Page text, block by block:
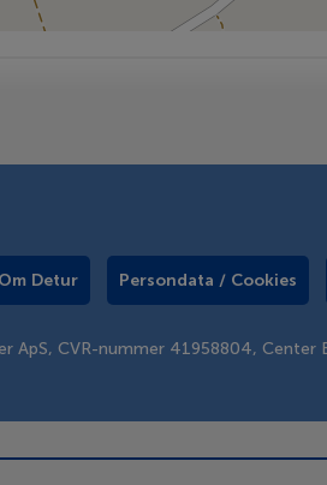
Om Detur Persondata / Cookies
ApS, CVR-nummer 41958804, Center